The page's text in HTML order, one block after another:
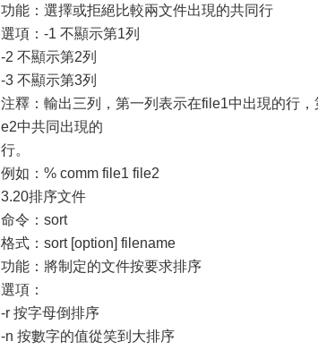
功能：選擇或拒絕比較兩文件出現的共同行
選項：-1 不顯示第1列
-2 不顯示第2列
-3 不顯示第3列
注釋：輸出三列，第一列表示在file1中出現的行
e2中共同出現的
行。
例如：% comm file1 file2
3.20排序文件
命令：sort
格式：sort [option] filename
功能：將制定的文件按要求排序
選項：
-r 按字母倒排序
-n 按數字的值從笑到大排序